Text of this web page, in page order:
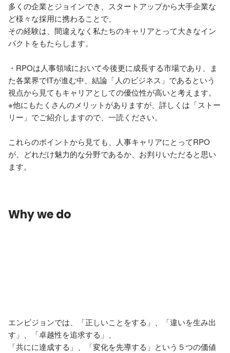
多くの企業とジョインでき、スタートアップから大手企業な
ど様々な採用に携わることで、
その経験は、間違えなく私たちのキャリアとって大きなイン
パクトをもたらします。
・RPOは人事領域において今後更に成長する市場であり、ま
た各業界でITが進む中、結論「人のビジネス」であるという
視点から見てもキャリアとしての優位性が高いと考えます。
※他にもたくさんのメリットがありますが、詳しくは「ストー
リー」でご紹介しますので、一読ください。
これらのポイントから見ても、人事キャリアにとってRPO
が、どれだけ魅力的な分野であるか、お判りいただると思い
Why we do
エンビジョンでは、「正しいことをする」、「違いを生み出
す」、「卓越性を追求する」、
「共にに達成する」、「変化を先導する」という５つの価値